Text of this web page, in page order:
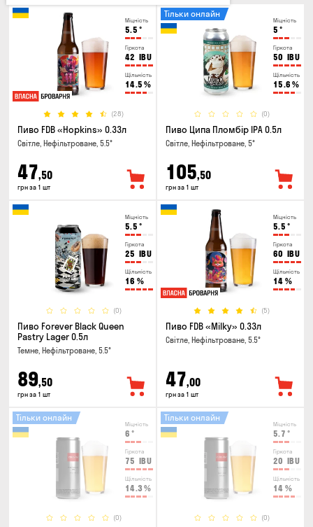
Міцність
5.5 °
Гіркота
42 IBU
Щільність
14.5 %
(28)
Пиво FDB «Hopkins» 0.33л
Світле, Нефільтроване, 5.5°
47,50
грн за 1 шт
Міцність
5 °
Гіркота
50 IBU
Щільність
15.6 %
(0)
Тільки онлайн
Пиво Ципа Пломбір IPA 0.5л
Світле, Нефільтроване, 5°
105,50
грн за 1 шт
Міцність
5.5 °
Гіркота
25 IBU
Щільність
16 %
(0)
Пиво Forever Black Queen
Pastry Lager 0.5л
Темне, Нефільтроване, 5.5°
89,50
грн за 1 шт
Міцність
5.5 °
Гіркота
60 IBU
Щільність
14 %
(5)
Пиво FDB «Milky» 0.33л
Світле, Нефільтроване, 5.5°
47,00
грн за 1 шт
Міцність
6 °
Гіркота
75 IBU
Щільність
14.3 %
(0)
Тільки онлайн
Міцність
5.7 °
Гіркота
20 IBU
Щільність
14 %
(0)
Тільки онлайн